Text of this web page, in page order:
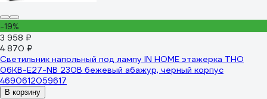
-19%
3 958 ₽
4 870 ₽
Светильник напольный под лампу IN HOME этажерка ТНО
06КВ-Е27-NB 230В бежевый абажур, черный корпус
4690612059617
В корзину